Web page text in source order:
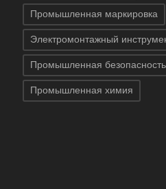
Промышленная маркировка
Электромонтажный
Промышленная безопасность
Промышленная химия